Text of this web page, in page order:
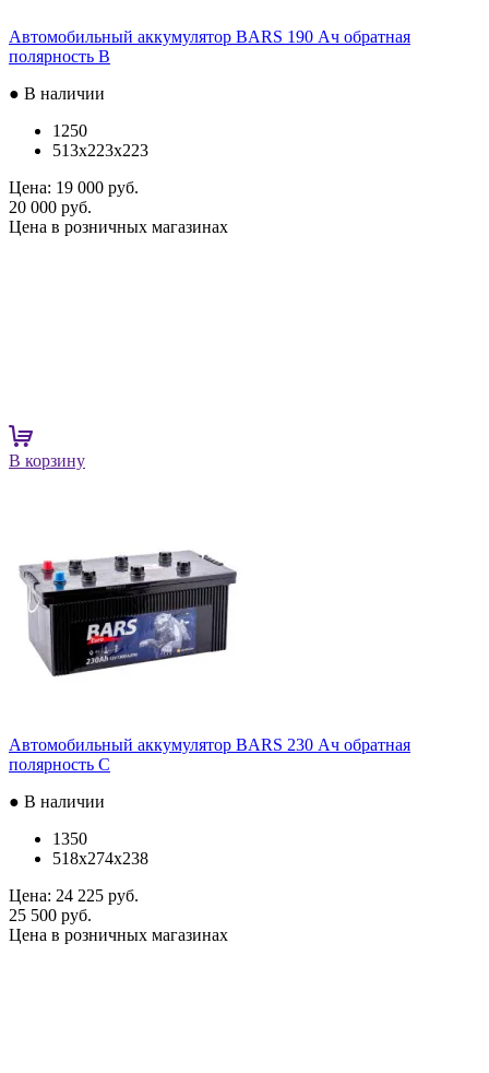
Автомобильный аккумулятор BARS 190 Ач обратная
полярность B
● В наличии
1250
513x223x223
Цена: 19 000 руб.
20 000 руб.
Цена в розничных магазинах
В корзину
Автомобильный аккумулятор BARS 230 Ач обратная
полярность C
● В наличии
1350
518x274x238
Цена: 24 225 руб.
25 500 руб.
Цена в розничных магазинах